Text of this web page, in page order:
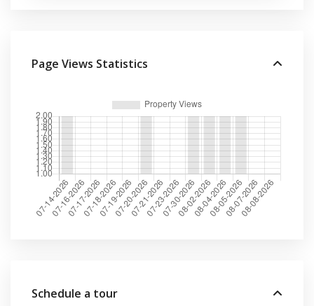
Page Views Statistics
Schedule a tour